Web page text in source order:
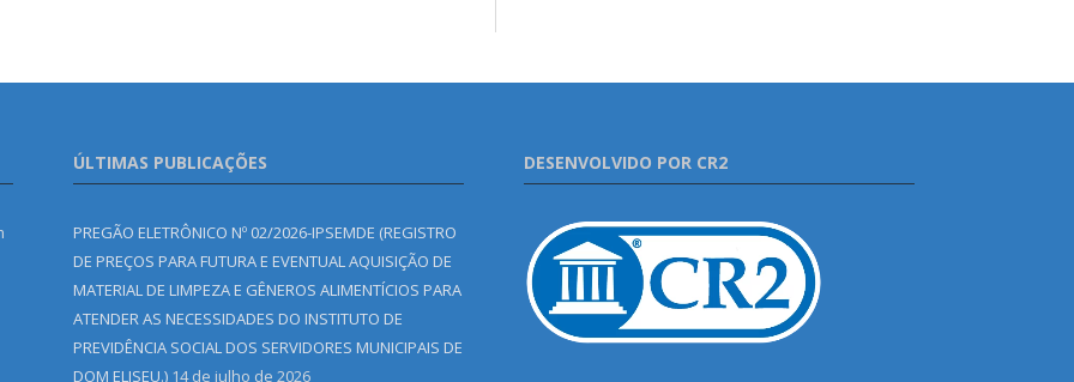
ÚLTIMAS PUBLICAÇÕES
PREGÃO ELETRÔNICO Nº 02/2026-IPSEMDE (REGISTRO
DE PREÇOS PARA FUTURA E EVENTUAL AQUISIÇÃO DE
MATERIAL DE LIMPEZA E GÊNEROS ALIMENTÍCIOS PARA
ATENDER AS NECESSIDADES DO INSTITUTO DE
PREVIDÊNCIA SOCIAL DOS SERVIDORES MUNICIPAIS DE
DOM ELISEU.) 14 de julho de 2026
DESENVOLVIDO POR CR2